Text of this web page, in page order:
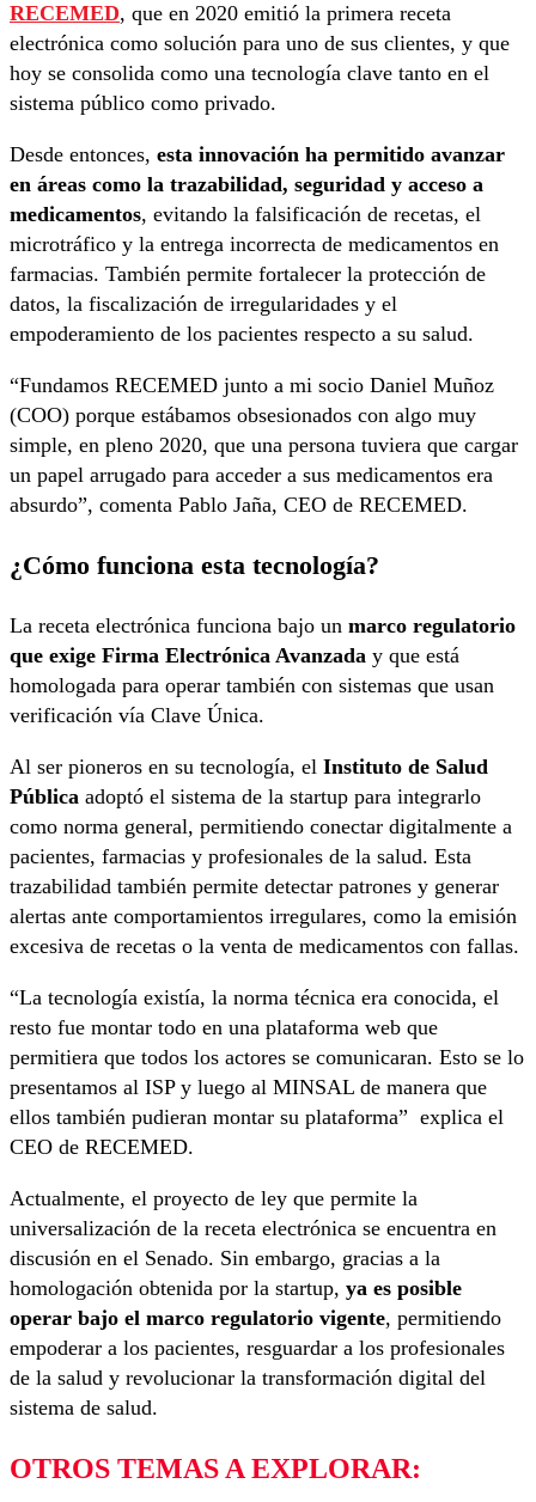
RECEMED, que en 2020 emitió la primera receta
electrónica como solución para uno de sus clientes, y que
hoy se consolida como una tecnología clave tanto en el
sistema público como privado.
Desde entonces, esta innovación ha permitido avanzar
en áreas como la trazabilidad, seguridad y acceso a
medicamentos, evitando la falsificación de recetas, el
microtráfico y la entrega incorrecta de medicamentos en
farmacias. También permite fortalecer la protección de
datos, la fiscalización de irregularidades y el
empoderamiento de los pacientes respecto a su salud.
“Fundamos RECEMED junto a mi socio Daniel Muñoz
(COO) porque estábamos obsesionados con algo muy
simple, en pleno 2020, que una persona tuviera que cargar
un papel arrugado para acceder a sus medicamentos era
absurdo”, comenta Pablo Jaña, CEO de RECEMED.
¿Cómo funciona esta tecnología?
La receta electrónica funciona bajo un marco regulatorio
que exige Firma Electrónica Avanzada y que está
homologada para operar también con sistemas que usan
verificación vía Clave Única.
Al ser pioneros en su tecnología, el Instituto de Salud
Pública adoptó el sistema de la startup para integrarlo
como norma general, permitiendo conectar digitalmente a
pacientes, farmacias y profesionales de la salud. Esta
trazabilidad también permite detectar patrones y generar
alertas ante comportamientos irregulares, como la emisión
excesiva de recetas o la venta de medicamentos con fallas.
“La tecnología existía, la norma técnica era conocida, el
resto fue montar todo en una plataforma web que
permitiera que todos los actores se comunicaran. Esto se lo
presentamos al ISP y luego al MINSAL de manera que
ellos también pudieran montar su plataforma” explica el
CEO de RECEMED.
Actualmente, el proyecto de ley que permite la
universalización de la receta electrónica se encuentra en
discusión en el Senado. Sin embargo, gracias a la
homologación obtenida por la startup, ya es posible
operar bajo el marco regulatorio vigente, permitiendo
empoderar a los pacientes, resguardar a los profesionales
de la salud y revolucionar la transformación digital del
sistema de salud.
OTROS TEMAS A EXPLORAR: